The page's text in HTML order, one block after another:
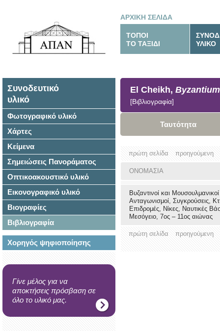
ΑΡΧΙΚΗ ΣΕΛΙΔΑ
ΤΟΠΟΙ
ΤΟ ΤΑΞΙΔΙ
ΥΛΙΚΟ
Συνοδευτικό
υλικό
Φωτογραφικό υλικό
Χάρτες
Κείμενα
Σημειώσεις Πανοράματος
Οπτικοακουστικό υλικό
Εικονογραφικό υλικό
Βιογραφίες
Βιβλιογραφία
Χορηγός ψηφιοποίησης
Γίνε μέλος για να
αποκτήσεις πρόσβαση σε
όλο το υλικό μας.
El Cheikh,
[Βιβλιογραφία]
Ταυτότητα
πρώτη σελίδα προηγούμενη
ΟΝΟΜΑΣΙΑ
Βυζαντινοί και Μουσουλμανικοί
Ανταγωνισμοί, Συγκρούσεις,
Επιδρομές, Νίκες, Ναυτικές
Μεσόγειο, 7ος – 11ος αιώνας
πρώτη σελίδα προηγούμενη